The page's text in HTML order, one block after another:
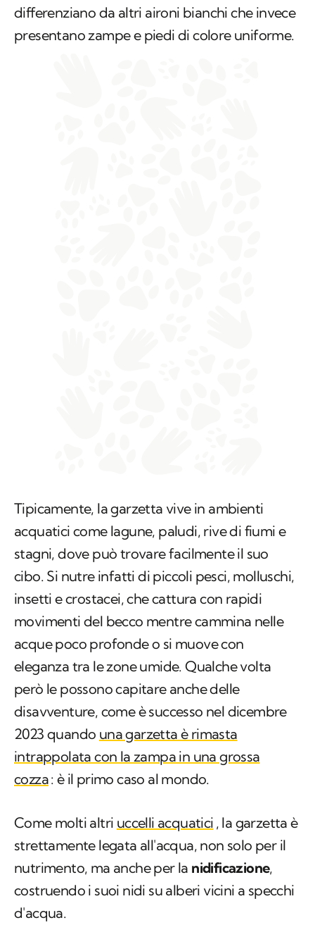
differenziano da altri aironi bianchi che invece
presentano zampe e piedi di colore uniforme.
Tipicamente, la garzetta vive in ambienti
acquatici come lagune, paludi, rive di fiumi e
stagni, dove può trovare facilmente il suo
cibo. Si nutre infatti di piccoli pesci, molluschi,
insetti e crostacei, che cattura con rapidi
movimenti del becco mentre cammina nelle
acque poco profonde o si muove con
eleganza tra le zone umide. Qualche volta
però le possono capitare anche delle
disavventure, come è successo nel dicembre
2023 quando una garzetta è rimasta
intrappolata con la zampa in una grossa
cozza: è il primo caso al mondo.
Come molti altri uccelli acquatici , la garzetta è
strettamente legata all'acqua, non solo per il
nutrimento, ma anche per la nidificazione,
costruendo i suoi nidi su alberi vicini a specchi
d'acqua.